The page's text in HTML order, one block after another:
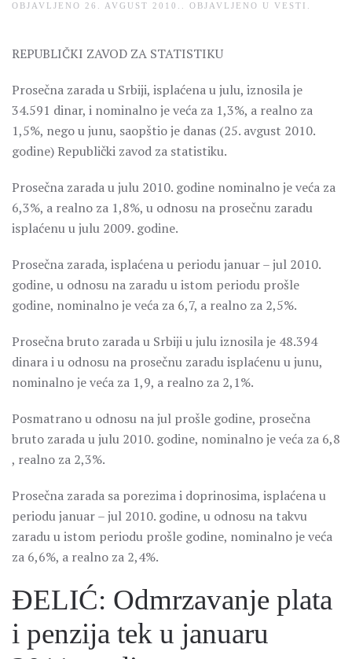
OBJAVLJENO 26. AVGUST 2010. . OBJAVLJENO U VESTI
REPUBLIČKI ZAVOD ZA STATISTIKU
Prosečna zarada u Srbiji, isplaćena u julu, iznosila je
34.591 dinar, i nominalno je veća za 1,3%, a realno za
1,5%, nego u junu, saopštio je danas (25. avgust 2010.
godine) Republički zavod za statistiku.
Prosečna zarada u julu 2010. godine nominalno je veća za
6,3%, a realno za 1,8%, u odnosu na prosečnu zaradu
isplaćenu u julu 2009. godine.
Prosečna zarada, isplaćena u periodu januar – jul 2010.
godine, u odnosu na zaradu u istom periodu prošle
godine, nominalno je veća za 6,7, a realno za 2,5%.
Prosečna bruto zarada u Srbiji u julu iznosila je 48.394
dinara i u odnosu na prosečnu zaradu isplaćenu u junu,
nominalno je veća za 1,9, a realno za 2,1%.
Posmatrano u odnosu na jul prošle godine, prosečna
bruto zarada u julu 2010. godine, nominalno je veća za 6,8
, realno za 2,3%.
Prosečna zarada sa porezima i doprinosima, isplaćena u
periodu januar – jul 2010. godine, u odnosu na takvu
zaradu u istom periodu prošle godine, nominalno je veća
za 6,6%, a realno za 2,4%.
ĐELIĆ: Odmrzavanje plata
i penzija tek u januaru